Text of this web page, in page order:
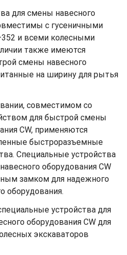
для смены навесного
с гусеничными
и всеми колесными
также имеются
смены навесного
на ширину для рытья
совместимом со
для быстрой смены
CW, применяются
быстроразъемные
Специальные устройства
оборудования CW
замком для надежного
оборудования.
устройства для
оборудования CW для
экскаваторов